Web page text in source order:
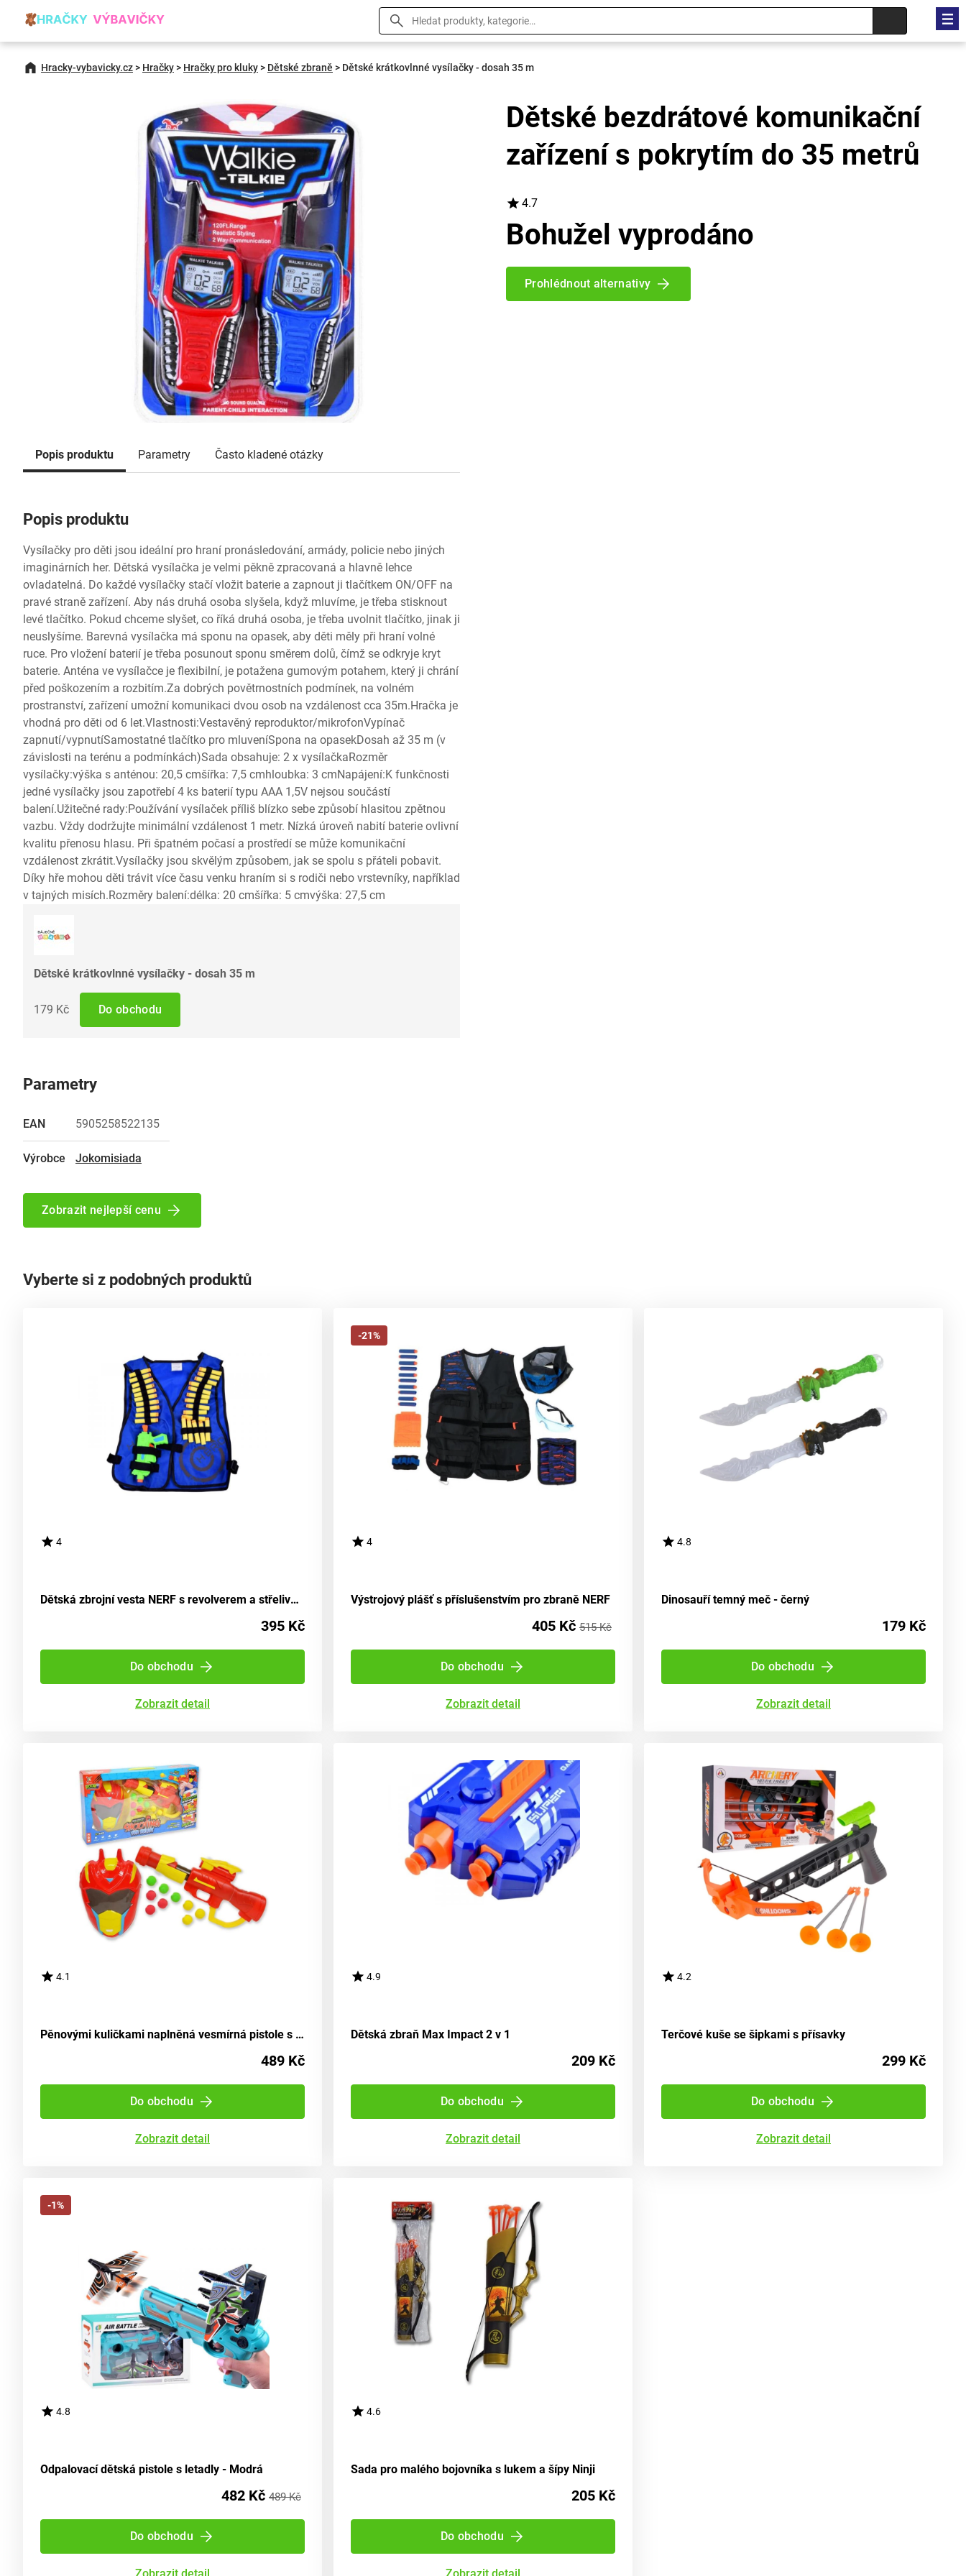
Hracky-vybavicky.cz> Hračky> Hračky pro kluky> Dětské zbraně > Dětské krátkovlnné vysílačky - dosah 35 m
Popis produktu Parametry Často kladené otázky
Popis produktu
Vysílačky pro děti jsou ideální pro hraní pronásledování, armády, policie nebo jiných
imaginárních her. Dětská vysílačka je velmi pěkně zpracovaná a hlavně lehce
ovladatelná. Do každé vysílačky stačí vložit baterie a zapnout ji tlačítkem ON/OFF na
pravé straně zařízení. Aby nás druhá osoba slyšela, když mluvíme, je třeba stisknout
levé tlačítko. Pokud chceme slyšet, co říká druhá osoba, je třeba uvolnit tlačítko, jinak ji
neuslyšíme. Barevná vysílačka má sponu na opasek, aby děti měly při hraní volné
ruce. Pro vložení baterií je třeba posunout sponu směrem dolů, čímž se odkryje kryt
baterie. Anténa ve vysílačce je flexibilní, je potažena gumovým potahem, který ji chrání
před poškozením a rozbitím.Za dobrých povětrnostních podmínek, na volném
prostranství, zařízení umožní komunikaci dvou osob na vzdálenost cca 35m.Hračka je
vhodná pro děti od 6 let.Vlastnosti:Vestavěný reproduktor/mikrofonVypínač
zapnutí/vypnutíSamostatné tlačítko pro mluveníSpona na opasekDosah až 35 m (v
závislosti na terénu a podmínkách)Sada obsahuje: 2 x vysílačkaRozměr
vysílačky:výška s anténou: 20,5 cmšířka: 7,5 cmhloubka: 3 cmNapájení:K funkčnosti
jedné vysílačky jsou zapotřebí 4 ks baterií typu AAA 1,5V nejsou součástí
balení.Užitečné rady:Používání vysílaček příliš blízko sebe způsobí hlasitou zpětnou
vazbu. Vždy dodržujte minimální vzdálenost 1 metr. Nízká úroveň nabití baterie ovlivní
kvalitu přenosu hlasu. Při špatném počasí a prostředí se může komunikační
vzdálenost zkrátit.Vysílačky jsou skvělým způsobem, jak se spolu s přáteli pobavit.
Díky hře mohou děti trávit více času venku hraním si s rodiči nebo vrstevníky, například
v tajných misích.Rozměry balení:délka: 20 cmšířka: 5 cmvýška: 27,5 cm
Dětské krátkovlnné vysílačky - dosah 35 m
179 Kč Do obchodu
Parametry
EAN 5905258522135
Výrobce Jokomisiada
Zobrazit nejlepší cenu
Dětské bezdrátové komunikační
zařízení s pokrytím do 35 metrů
4.7
Bohužel vyprodáno
Prohlédnout alternativy
Vyberte si z podobných produktů
4
Dětská zbrojní vesta NERF s revolverem a střelivem - rudá
395 Kč
Do obchodu
Zobrazit detail
-21%
4
Výstrojový plášť s příslušenstvím pro zbraně NERF
405 Kč 515 Kč
Do obchodu
Zobrazit detail
4.8
Dinosauří temný meč - černý
179 Kč
Do obchodu
Zobrazit detail
4.1
Pěnovými kuličkami naplněná vesmírná pistole s maskou
489 Kč
Do obchodu
Zobrazit detail
4.9
Dětská zbraň Max Impact 2 v 1
209 Kč
Do obchodu
Zobrazit detail
4.2
Terčové kuše se šipkami s přísavky
299 Kč
Do obchodu
Zobrazit detail
-1%
4.8
Odpalovací dětská pistole s letadly - Modrá
482 Kč 489 Kč
Do obchodu
4.6
Sada pro malého bojovníka s lukem a šípy Ninji
205 Kč
Do obchodu